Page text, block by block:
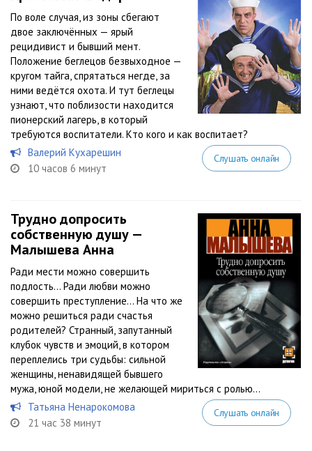
По воле случая, из зоны сбегают
двое заключённых — ярый
рецидивист и бывший мент.
Положение беглецов безвыходное —
кругом тайга, спрятаться негде, за
ними ведётся охота. И тут беглецы
узнают, что поблизости находится
пионерский лагерь, в который
требуются воспитатели. Кто кого и как воспитает?
Валерий Кухарешин
10 часов 6 минут
Слушать онлайн
Трудно допросить
собственную душу —
Малышева Анна
Ради мести можно совершить
подлость… Ради любви можно
совершить преступление… На что же
можно решиться ради счастья
родителей? Странный, запутанный
клубок чувств и эмоций, в котором
переплелись три судьбы: сильной
женщины, ненавидящей бывшего
мужа, юной модели, не желающей мириться с ролью...
Татьяна Ненарокомова
21 час 38 минут
Слушать онлайн